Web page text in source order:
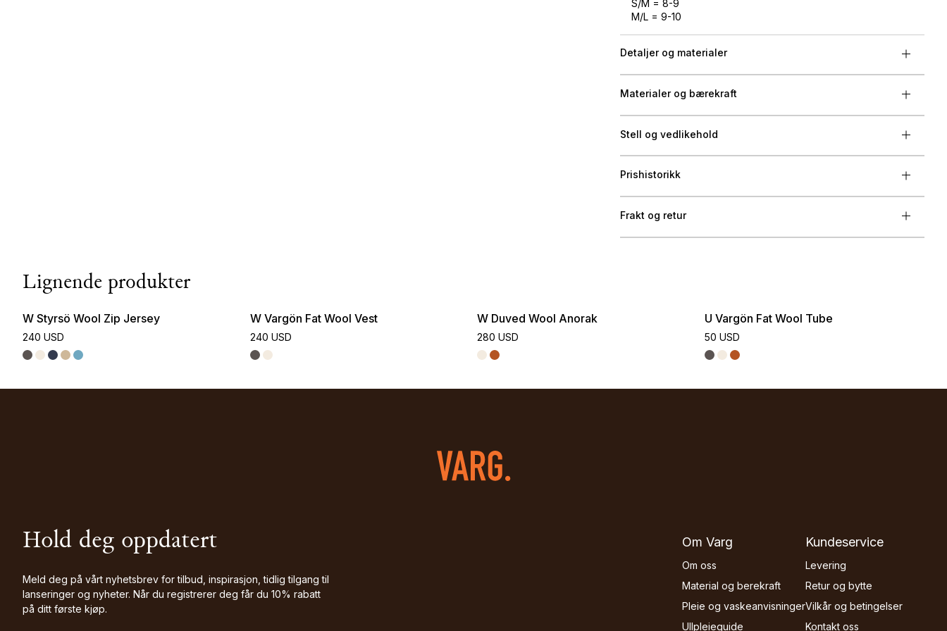
S/M = 8-9
M/L = 9-10
Detaljer og materialer
Materialer og bærekraft
Stell og vedlikehold
Prishistorikk
Frakt og retur
Lignende produkter
W Styrsö Wool Zip Jersey
240 USD
W Vargön Fat Wool Vest
240 USD
W Duved Wool Anorak
280 USD
U Vargön Fat Wool Tube
50 USD
Hold deg oppdatert
Meld deg på vårt nyhetsbrev for tilbud, inspirasjon, tidlig tilgang til
lanseringer og nyheter. Når du registrerer deg får du 10% rabatt
på ditt første kjøp.
Om Varg
Om oss
Material og berekraft
Pleie og vaskeanvisninger
Ullpleieguide
Kundeservice
Levering
Retur og bytte
Vilkår og betingelser
Kontakt oss